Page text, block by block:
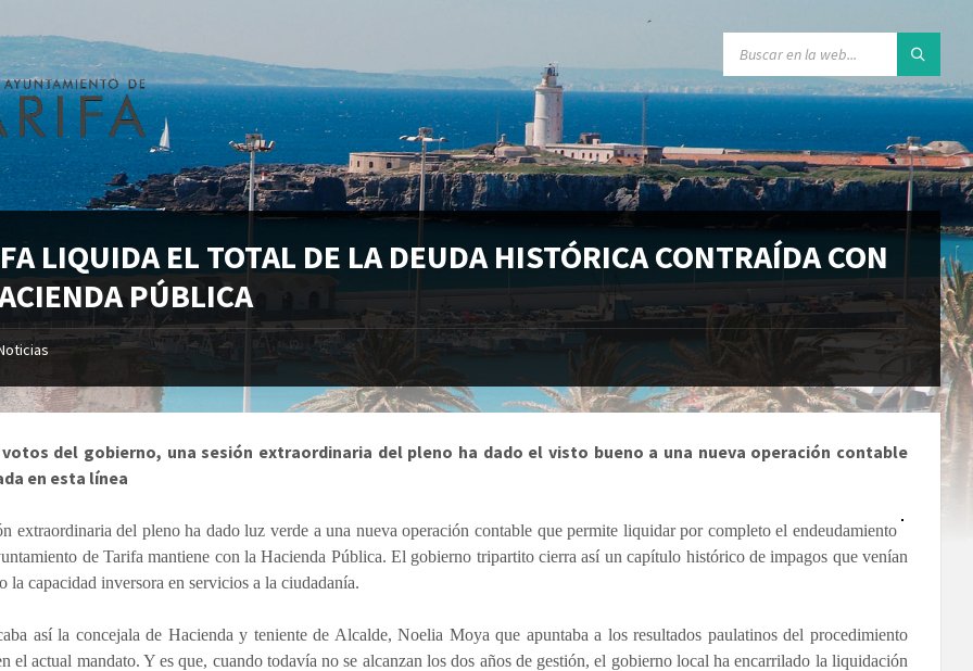
LIQUIDA EL TOTAL DE LA DEUDA HISTÓRICA CONTRAÍDA CON
PÚBLICA
del gobierno, una sesión extraordinaria del pleno ha dado el visto bueno a una nueva operación contable
en esta línea
extraordinaria del pleno ha dado luz verde a una nueva operación contable que permite liquidar por completo el endeudamiento
de Tarifa mantiene con la Hacienda Pública. El gobierno tripartito cierra así un capítulo histórico de impagos que venían
la capacidad inversora en servicios a la ciudadanía.
así la concejala de Hacienda y teniente de Alcalde, Noelia Moya que apuntaba a los resultados paulatinos del procedimiento
el actual mandato. Y es que, cuando todavía no se alcanzan los dos años de gestión, el gobierno local ha encarrilado la liquidación